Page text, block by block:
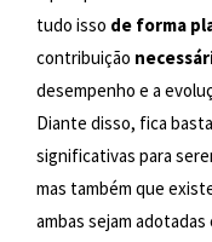
tudo isso de forma
contribuição
desempenho e a
Diante disso, fica
significativas para
mas também que
ambas sejam adotadas